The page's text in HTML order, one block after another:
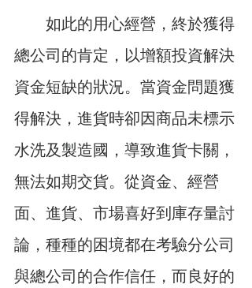
如此的用心經營，終於獲得
總公司的肯定，以增額投資解決
資金短缺的狀況。當資金問題獲
得解決，進貨時卻因商品未標示
水洗及製造國，導致進貨卡關，
無法如期交貨。從資金、經營
面、進貨、市場喜好到庫存量討
論，種種的困境都在考驗分公司
與總公司的合作信任，而良好的